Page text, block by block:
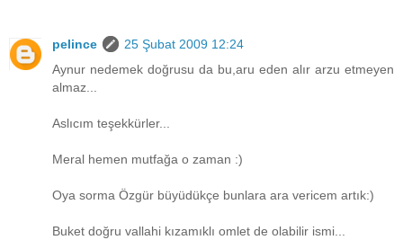
pelince
25 Şubat 2009 12:24
Aynur nedemek doğrusu da bu,aru eden alır arzu etmeyen
almaz...
Aslıcım teşekkürler...
Meral hemen mutfağa o zaman :)
Oya sorma Özgür büyüdükçe bunlara ara vericem artık:)
Buket doğru vallahi kızamıklı omlet de olabilir ismi...